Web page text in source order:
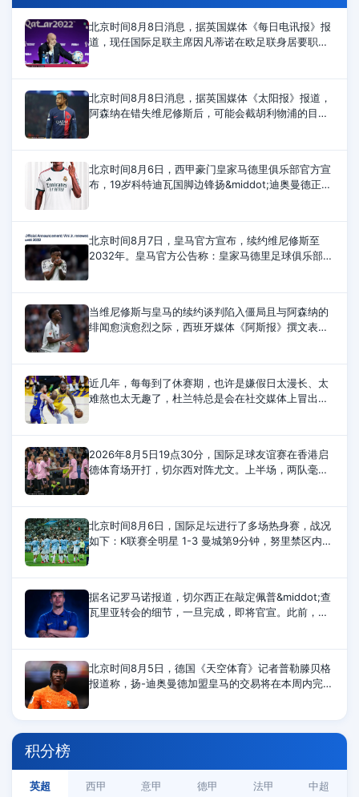
北京时间8月8日消息，据英国媒体《每日电讯报》报
道，现任国际足联主席因凡蒂诺在欧足联身居要职期
北京时间8月8日消息，据英国媒体《太阳报》报道，
阿森纳在错失维尼修斯后，可能会截胡利物浦的目标
北京时间8月6日，西甲豪门皇家马德里俱乐部官方宣
布，19岁科特迪瓦国脚边锋扬&middot;迪奥曼德正式
北京时间8月7日，皇马官方宣布，续约维尼修斯至
2032年。皇马官方公告称：皇家马德里足球俱乐部与
当维尼修斯与皇马的续约谈判陷入僵局且与阿森纳的
绯闻愈演愈烈之际，西班牙媒体《阿斯报》撰文表
近几年，每每到了休赛期，也许是嫌假日太漫长、太
难熬也太无趣了，杜兰特总是会在社交媒体上冒出头
2026年8月5日19点30分，国际足球友谊赛在香港启
德体育场开打，切尔西对阵尤文。上半场，两队毫无
北京时间8月6日，国际足坛进行了多场热身赛，战况
如下：K联赛全明星 1-3 曼城第9分钟，努里禁区内兜
据名记罗马诺报道，切尔西正在敲定佩普&middot;查
瓦里亚转会的细节，一旦完成，即将官宣。此前，切
北京时间8月5日，德国《天空体育》记者普勒滕贝格
报道称，扬-迪奥曼德加盟皇马的交易将在本周内完
积分榜
英超 西甲 意甲 德甲 法甲 中超